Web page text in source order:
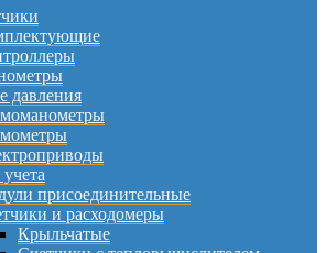
давления
присоединительные
и расходомеры
Крыльчатые